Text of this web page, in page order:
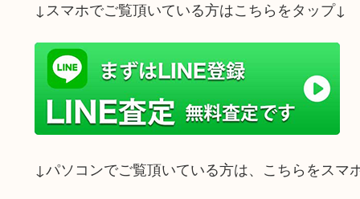
↓スマホでご覧頂いている方はこちらをタップ↓
↓パソコンでご覧頂いている方は、こちらをスマ